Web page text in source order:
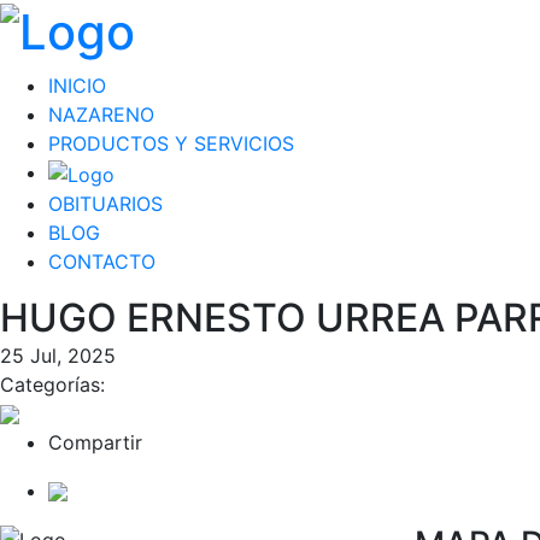
INICIO
NAZARENO
PRODUCTOS Y SERVICIOS
OBITUARIOS
BLOG
CONTACTO
HUGO ERNESTO URREA
25 Jul, 2025
Categorías:
Compartir